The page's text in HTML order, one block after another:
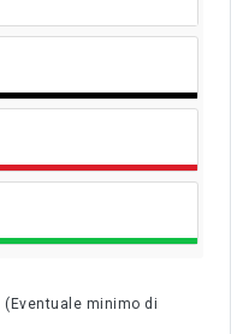
(Eventuale minimo di